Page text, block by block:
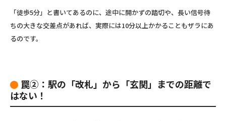
「徒歩5分」と書いてあるのに、途中に開かずの踏切や、長い信号待
ちの大きな交差点があれば、実際には10分以上かかることもザラにあ
るのです。
罠②：駅の「改札」から「玄関」までの距離で
はない！